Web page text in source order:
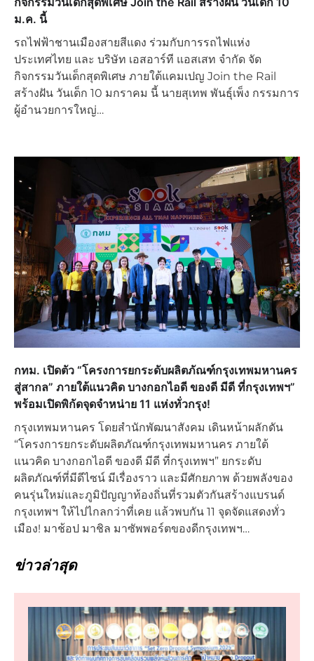
ม.ค. นี้
รถไฟฟ้าชานเมืองสายสีแดง ร่วมกับการรถไฟแห่ง
ประเทศไทย และ บริษัท เอสอาร์ที แอสเสท จำกัด จัด
กิจกรรมวันเด็กสุดพิเศษ ภายใต้แคมเปญ Join the Rail
สร้างฝัน วันเด็ก 10 มกราคม นี้ นายสุเทพ พันธุ์เพ็ง กรรมการ
ผู้อำนวยการใหญ่…
กทม. เปิดตัว “โครงการยกระดับผลิตภัณฑ์กรุงเทพมหานคร
สู่สากล” ภายใต้แนวคิด บางกอกไอดี ของดี มีดี ที่กรุงเทพฯ”
พร้อมเปิดพิกัดจุดจำหน่าย 11 แห่งทั่วกรุง!
กรุงเทพมหานคร โดยสำนักพัฒนาสังคม เดินหน้าผลักดัน
“โครงการยกระดับผลิตภัณฑ์กรุงเทพมหานคร ภายใต้
แนวคิด บางกอกไอดี ของดี มีดี ที่กรุงเทพฯ” ยกระดับ
ผลิตภัณฑ์ที่มีดีไซน์ มีเรื่องราว และมีศักยภาพ ด้วยพลังของ
คนรุ่นใหม่และภูมิปัญญาท้องถิ่นที่รวมตัวกันสร้างแบรนด์
กรุงเทพฯ ให้ไปไกลกว่าที่เคย แล้วพบกัน 11 จุดจัดแสดงทั่ว
เมือง! มาช้อป มาชิล มาซัพพอร์ตของดีกรุงเทพฯ…
ข่าวล่าสุด